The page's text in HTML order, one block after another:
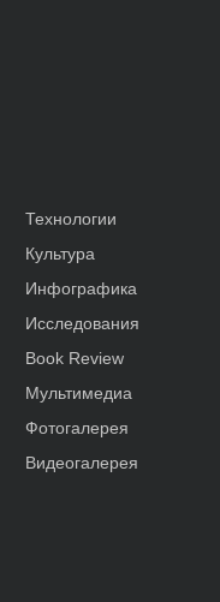
Технологии
Культура
Инфографика
Исследования
Book Review
Мультимедиа
Фотогалерея
Видеогалерея